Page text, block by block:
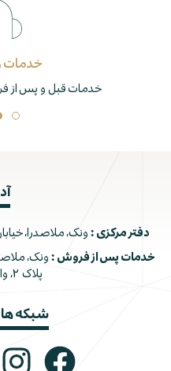
خدمات قبل و پس از
دفتر مرکزی : ونک، ملاصدرا، خیابان
خدمات پس از فروش : ونک،
پلاک ۲، واحد ۱ شمالی
شبکه